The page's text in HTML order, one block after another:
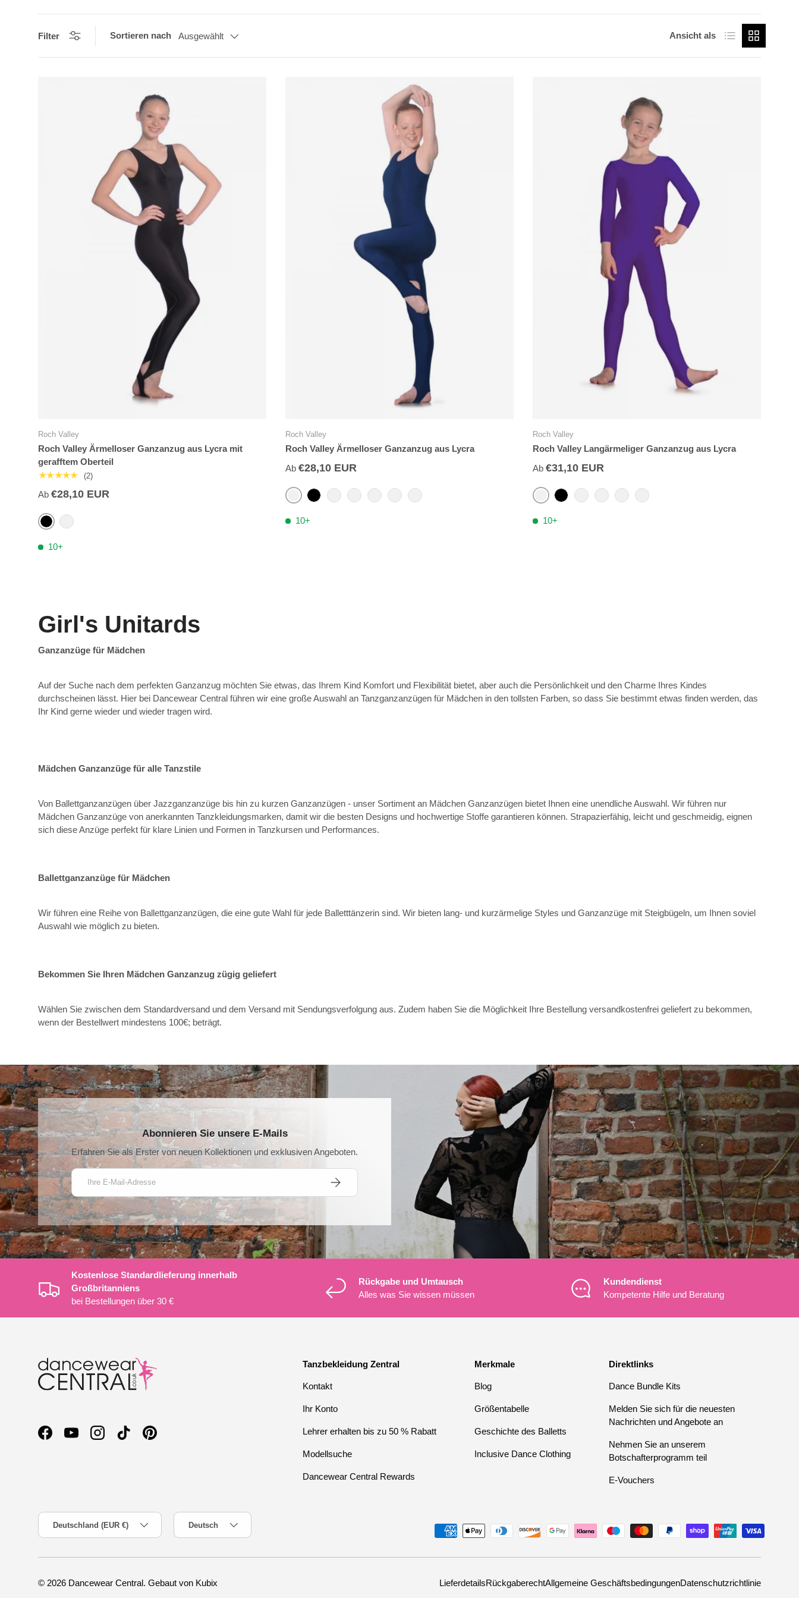
Filter Sortieren nach Ausgewählt Ansicht als ProduktlisteProduktraster
Roch Valley
Roch Valley Ärmelloser Ganzanzug aus Lycra mit
gerafftem Oberteil
★★★★★ (2)
Ab €28,10 EUR
Schwarz
Lila
10+
Roch Valley
Roch Valley Ärmelloser Ganzanzug aus Lycra
Ab €28,10 EUR
Rot SchwarzEisvogelMarineblau
Lila HimbeereKöniglich
10+
Roch Valley
Roch Valley Langärmeliger Ganzanzug aus Lycra
Ab €31,10 EUR
EisvogelSchwarz
Lila Rot Königlich
Weiß
10+
Girl's Unitards
Ganzanzüge für Mädchen
Auf der Suche nach dem perfekten Ganzanzug möchten Sie etwas, das Ihrem Kind Komfort und Flexibilität bietet, aber auch die Persönlichkeit und den Charme Ihres Kindes
durchscheinen lässt. Hier bei Dancewear Central führen wir eine große Auswahl an Tanzganzanzügen für Mädchen in den tollsten Farben, so dass Sie bestimmt etwas finden werden, das
Ihr Kind gerne wieder und wieder tragen wird.
Mädchen Ganzanzüge für alle Tanzstile
Von Ballettganzanzügen über Jazzganzanzüge bis hin zu kurzen Ganzanzügen - unser Sortiment an Mädchen Ganzanzügen bietet Ihnen eine unendliche Auswahl. Wir führen nur
Mädchen Ganzanzüge von anerkannten Tanzkleidungsmarken, damit wir die besten Designs und hochwertige Stoffe garantieren können. Strapazierfähig, leicht und geschmeidig, eignen
sich diese Anzüge perfekt für klare Linien und Formen in Tanzkursen und Performances.
Ballettganzanzüge für Mädchen
Wir führen eine Reihe von Ballettganzanzügen, die eine gute Wahl für jede Balletttänzerin sind. Wir bieten lang- und kurzärmelige Styles und Ganzanzüge mit Steigbügeln, um Ihnen soviel
Auswahl wie möglich zu bieten.
Bekommen Sie Ihren Mädchen Ganzanzug zügig geliefert
Wählen Sie zwischen dem Standardversand und dem Versand mit Sendungsverfolgung aus. Zudem haben Sie die Möglichkeit Ihre Bestellung versandkostenfrei geliefert zu bekommen,
wenn der Bestellwert mindestens 100€; beträgt.
Abonnieren Sie unsere E-Mails
Erfahren Sie als Erster von neuen Kollektionen und exklusiven Angeboten.
E-Mail
ABONNIEREN
Kostenlose Standardlieferung innerhalb
Großbritanniens
bei Bestellungen über 30 €
Rückgabe und Umtausch
Alles was Sie wissen müssen
Kundendienst
Kompetente Hilfe und Beratung
FacebookYouTubeInstagramTikTokPinterest
Tanzbekleidung Zentral
Kontakt
Ihr Konto
Lehrer erhalten bis zu 50 % Rabatt
Modellsuche
Dancewear Central Rewards
Merkmale
Blog
Größentabelle
Geschichte des Balletts
Inclusive Dance Clothing
Direktlinks
Dance Bundle Kits
Melden Sie sich für die neuesten
Nachrichten und Angebote an
Nehmen Sie an unserem
Botschafterprogramm teil
E-Vouchers
Zahlungsmethoden
Land/Region
Deutschland (EUR €)
Sprache
Deutsch
© 2026 Dancewear Central. Gebaut von Kubix LieferdetailsRückgaberechtAllgemeine GeschäftsbedingungenDatenschutzrichtlinie